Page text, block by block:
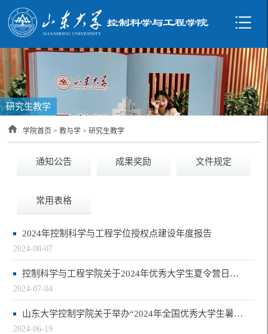
研究生教学
学院首页 >教与学 >研究生教学
通知公告 成果奖励 文件规定
常用表格
2024年控制科学与工程学位授权点建设年度报告
2024-08-07
控制科学与工程学院关于2024年优秀大学生夏令营日程安排的通知
2024-07-04
山东大学控制学院关于举办“2024年全国优秀大学生暑期夏令营活动”的通知
2024-06-19